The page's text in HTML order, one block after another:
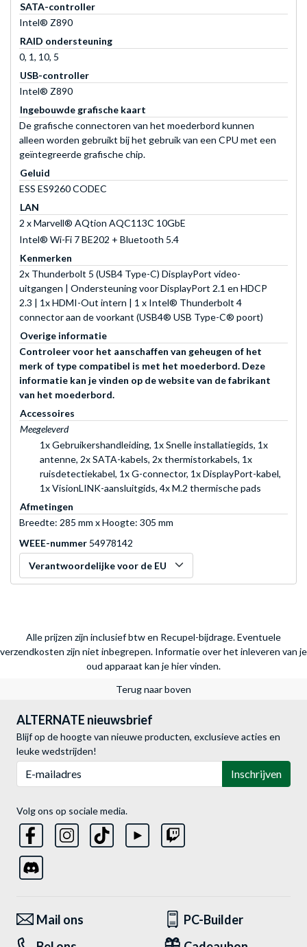
SATA-controller
Intel® Z890
RAID ondersteuning
0, 1, 10, 5
USB-controller
Intel® Z890
Ingebouwde grafische kaart
De grafische connectoren van het moederbord kunnen
alleen worden gebruikt bij het gebruik van een CPU met een
geïntegreerde grafische chip.
Geluid
ESS ES9260 CODEC
LAN
2 x Marvell® AQtion AQC113C 10GbE
Intel® Wi-Fi 7 BE202 + Bluetooth 5.4
Kenmerken
2x Thunderbolt 5 (USB4 Type-C) DisplayPort video-
uitgangen | Ondersteuning voor DisplayPort 2.1 en HDCP
2.3 | 1x HDMI-Out intern | 1 x Intel® Thunderbolt 4
connector aan de voorkant (USB4® USB Type-C® poort)
Overige informatie
Controleer voor het aanschaffen van geheugen of het
merk of type compatibel is met het moederbord. Deze
informatie kan je vinden op de website van de fabrikant
van het moederbord.
Accessoires
Meegeleverd
1x Gebruikershandleiding, 1x Snelle installatiegids, 1x
antenne, 2x SATA-kabels, 2x thermistorkabels, 1x
ruisdetectiekabel, 1x G-connector, 1x DisplayPort-kabel,
1x VisionLINK-aansluitgids, 4x M.2 thermische pads
Afmetingen
Breedte: 285 mm x Hoogte: 305 mm
WEEE-nummer 54978142
Verantwoordelijke voor de EU
Alle prijzen zijn inclusief btw en Recupel-bijdrage. Eventuele
verzendkosten zijn niet inbegrepen. Informatie over het inleveren van je
oud apparaat kan je hier vinden.
Terug naar boven
ALTERNATE nieuwsbrief
Blijf op de hoogte van nieuwe producten, exclusieve acties en
leuke wedstrijden!
Inschrijven
Volg ons op sociale media.
Mail ons
PC-Builder